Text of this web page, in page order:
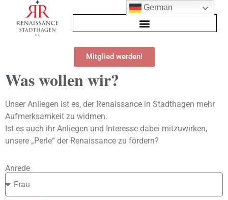
Mitglied werden!
Was wollen wir?
Unser Anliegen ist es, der Renaissance in Stadthagen mehr
Aufmerksamkeit zu widmen.
Ist es auch ihr Anliegen und Interesse dabei mitzuwirken,
unsere „Perle“ der Renaissance zu fördern?
Anrede
German